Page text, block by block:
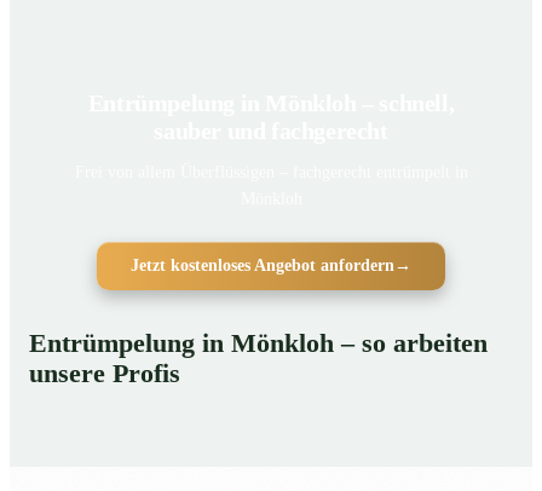
Jetzt kostenloses Angebot anfordern →
Entrümpelung in Mönkloh – so arbeiten
unsere Profis